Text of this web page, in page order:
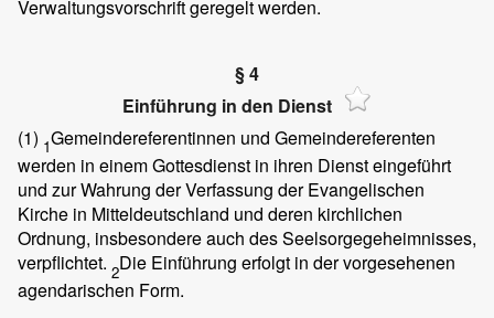
Verwaltungsvorschrift geregelt werden.
§ 4
Einführung in den Dienst
(1) 1Gemeindereferentinnen und Gemeindereferenten
werden in einem Gottesdienst in ihren Dienst eingeführt
und zur Wahrung der Verfassung der Evangelischen
Kirche in Mitteldeutschland und deren kirchlichen
Ordnung, insbesondere auch des Seelsorgegeheimnisses,
verpflichtet. 2Die Einführung erfolgt in der vorgesehenen
agendarischen Form.